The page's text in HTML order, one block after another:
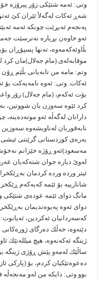
وتى: ئه‌مه‌ شتێكى زۆر پیرۆزه‌
شه‌ڕ ئه‌كات له‌گه‌لأ ئێران كێ
په‌نجه‌م ئه‌بڕێت چونكه‌ ئه‌مه‌
ئه‌و خاوه‌ن بڕیاره‌ نه‌ترسێت
بڵاوئه‌كه‌مه‌وه‌، ته‌نها پسپۆڕان
وتم: مامه‌ من تابه‌یانى بڵێم
ئه‌كات. وتى: ئه‌وه‌ نامه‌یه‌كت
بۆت ئه‌كه‌م، (مام جه‌لال) زۆر
كرد ئێوه‌ سه‌وزن یان شووتین،
داراتان له‌گه‌ڵه‌ ئه‌و
نابه‌قوربان له‌ناویشه‌وه‌
مه‌سعود)ئه‌و ڕۆژه‌ خێزانم
له‌وێ دیاره‌ جوان شته‌كه‌یان
ئیتر ورده‌ ورده‌ كردمان
شانازییه‌ بۆ ئێمه‌ كه‌یه‌كه‌م
مانگ دواى ئێمه‌ عوده‌ى شتێكى
دواى ئه‌وه‌ په‌یوه‌ندیمان
كه‌سه‌ردانیان ئه‌كردین، ئه‌یانوت:
دێته‌وه‌، خه‌ڵك ده‌رگاى
ژینگه‌ ئه‌كه‌نه‌وه‌، هیچ میلله‌تێك
ساڵێك له‌مه‌و پێش ڕۆژى ژینگه‌
ده‌عوه‌تێكیان كردم، بۆ (پاركى
بوو وتى: دایكه‌ من له‌و